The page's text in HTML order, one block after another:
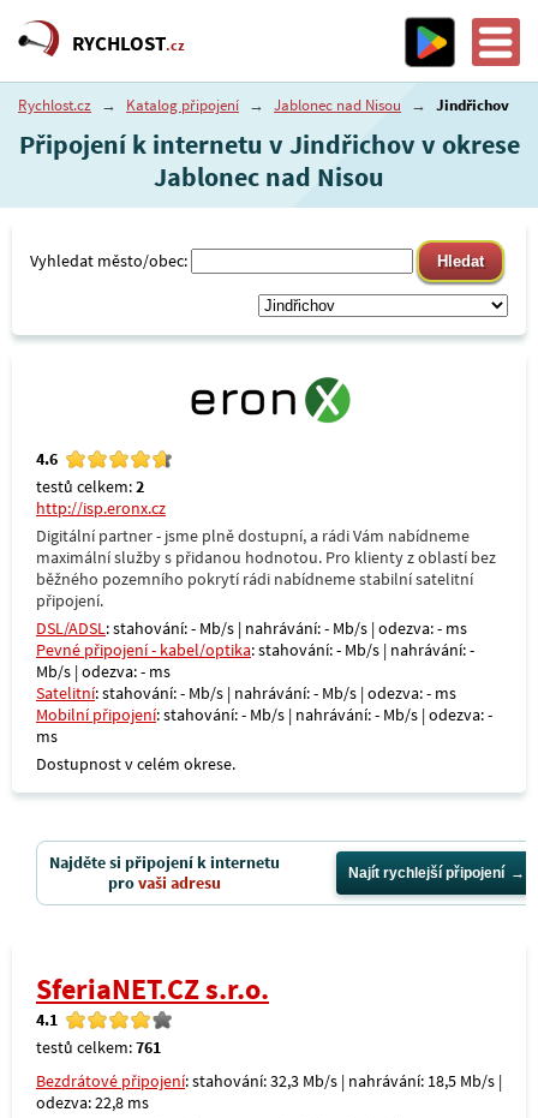
RYCHLOST.cz
Rychlost.cz → Katalog připojení → Jablonec nad Nisou → Jindřichov
Připojení k internetu v Jindřichov v okrese
Jablonec nad Nisou
Vyhledat město/obec:
4.6
testů celkem:2
http://isp.eronx.cz
Digitální partner - jsme plně dostupní, a rádi Vám nabídneme
maximální služby s přidanou hodnotou. Pro klienty z oblastí bez
běžného pozemního pokrytí rádi nabídneme stabilní satelitní
připojení.
DSL/ADSL: stahování: - Mb/s | nahrávání: - Mb/s | odezva: - ms
Pevné připojení - kabel/optika: stahování: - Mb/s | nahrávání: -
Mb/s | odezva: - ms
Satelitní: stahování: - Mb/s | nahrávání: - Mb/s | odezva: - ms
Mobilní připojení: stahování: - Mb/s | nahrávání: - Mb/s | odezva: -
ms
Dostupnost v celém okrese.
Najděte si připojení k internetu
provaši adresu Najít rychlejší připojení
SferiaNET.CZ s.r.o.
4.1
testů celkem:761
Bezdrátové připojení: stahování: 32,3 Mb/s | nahrávání: 18,5 Mb/s |
odezva: 22,8 ms